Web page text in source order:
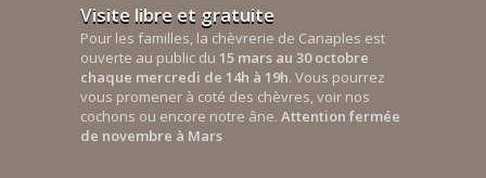
Visite libre et gratuite
Pour les familles, la chèvrerie de Canaples est
ouverte au public du 15 mars au 30 octobre
chaque mercredi de 14h à 19h. Vous pourrez
vous promener à coté des chèvres, voir nos
cochons ou encore notre âne. Attention fermée
de novembre à Mars